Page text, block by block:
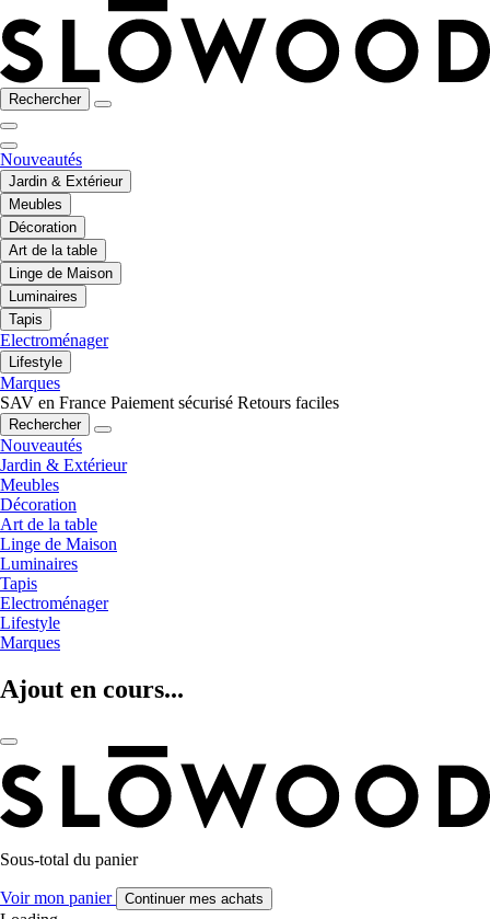
Rechercher
Nouveautés
Jardin & Extérieur
Meubles
Décoration
Art de la table
Linge de Maison
Luminaires
Tapis
Electroménager
Lifestyle
Marques
SAV en France Paiement sécurisé Retours faciles
Rechercher
Nouveautés
Jardin & Extérieur
Meubles
Décoration
Art de la table
Linge de Maison
Luminaires
Tapis
Electroménager
Lifestyle
Marques
Ajout en cours...
Sous-total du panier
Voir mon panier Continuer mes achats